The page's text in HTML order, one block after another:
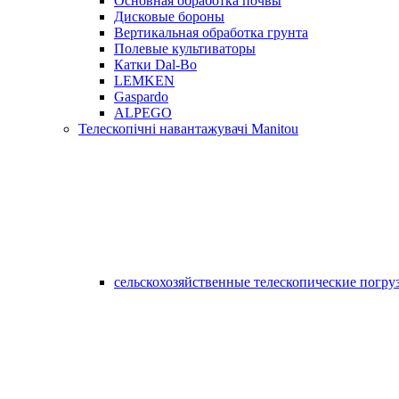
Дисковые бороны
Вертикальная обработка грунта
Полевые культиваторы
Катки Dal-Bo
LEMKEN
Gaspardo
ALPEGO
Телескопічні навантажувачі Manitou
сельскохозяйственные телескопические